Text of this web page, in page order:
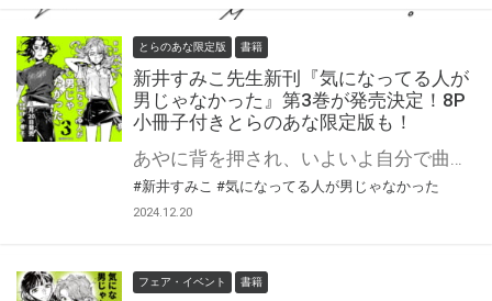
とらのあな限定版 書籍
新井すみこ先生新刊『気になってる人が
男じゃなかった』第3巻が発売決定！8P
小冊子付きとらのあな限定版も！
あやに背を押され、いよいよ自分で曲を作り始めたみつき。 しかしあるとき歌うみつきの動画がSNSで大拡散され、学校でちょっとした有名人になってしまう。 「推し」が発見され複雑な心境のあやと、興味本位のまなざしに晒されて葛藤するみつき。 高校最後の１年を駆け抜ける二人に待っている試練とは──。 『このマンガがすごい!2024』（宝島社）オンナ編第2位、「次にくるマンガ大賞2023」Webマンガ部門第１位に選出！ SNSで最高に注目を集める女同士の愛情ストーリー待望の第3巻。 新井すみこ先生『気になってる人が男じゃなかった』第3巻2月20日発売！ とらのあなでは刊行を記念して描き下ろし入り8P小冊子付きとらのあな限定版を発売致します！ 店舗・通販にて予約開始！とらのあな限定版は数量限定生産となりますので、お早めにご予約下さい！ ※描き下ろしの内容はとらのあな限定です。他社様の有償特典とは内容は異なります。 さらにサイン本抽選販売フェアも開催決定！ 詳細はこちら！
#新井すみこ #気になってる人が男じゃなかった
2024.12.20
フェア・イベント 書籍